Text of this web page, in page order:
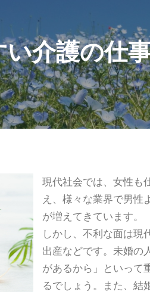
介護の仕
現代社会では、女性も
え、様々な業界で男性
が増えてきています。
しかし、不利な面は現
出産などです。未婚の
があるから」といって
るでしょう。また、結